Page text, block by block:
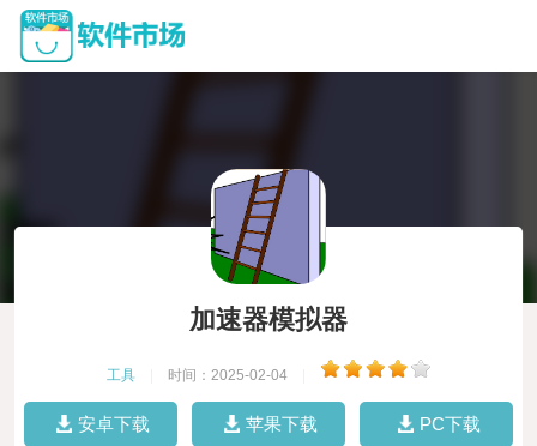
加速器模拟器
工具 时间：2025-02-04
安卓下载 苹果下载 PC下载